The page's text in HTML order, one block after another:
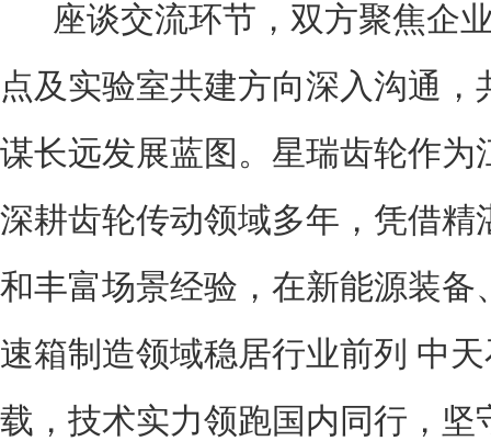
座谈交流环节，双方聚焦企
点及实验室共建方向深入沟通，
谋长远发展蓝图。星瑞齿轮作为
深耕齿轮传动领域多年，凭借精
和丰富场景经验，在新能源装备
速箱制造领域稳居行业前列 中
载，技术实力领跑国内同行，坚